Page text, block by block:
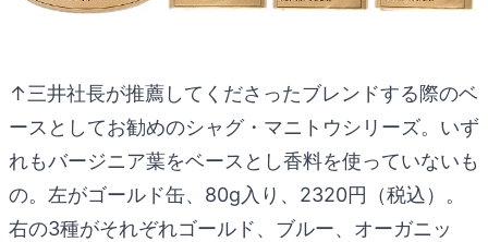
↑三井社長が推薦してくださったブレンドする際のベ
ースとしてお勧めのシャグ・マニトウシリーズ。いず
れもバージニア葉をベースとし香料を使っていないも
の。左がゴールド缶、80g入り、2320円（税込）。
右の3種がそれぞれゴールド、ブルー、オーガニッ